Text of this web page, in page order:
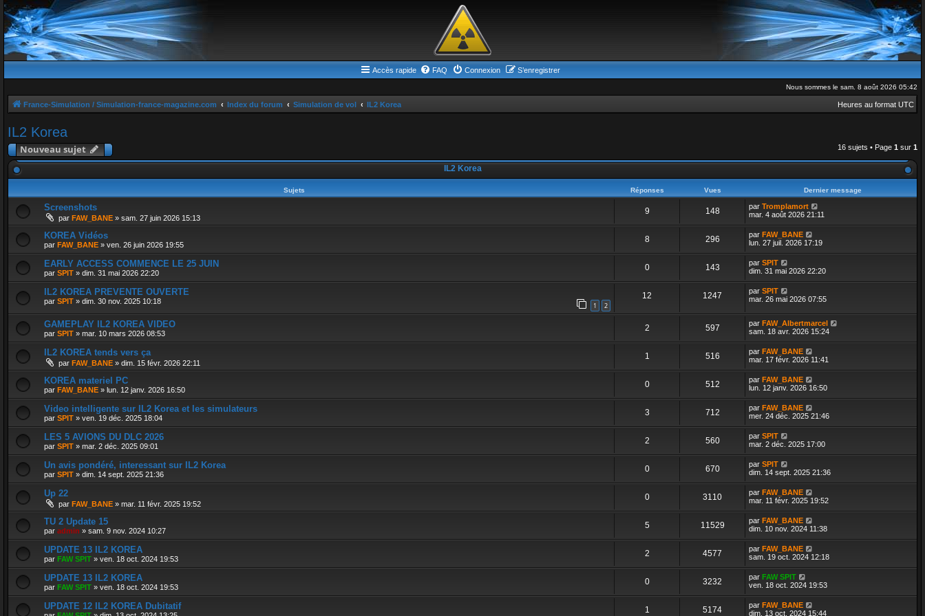
Accès rapide FAQ Connexion S’enregistrer
Nous sommes le sam. 8 août 2026 05:42
France-Simulation / Simulation-france-magazine.com Index du forum Simulation de vol IL2 Korea Heures au format UTC
IL2 Korea
Nouveau sujet 16 sujets • Page 1 sur 1
IL2 Korea
Sujets Réponses Vues Dernier message
Screenshots
par FAW_BANE » sam. 27 juin 2026 15:13
9 148 par Tromplamort
mar. 4 août 2026 21:11
KOREA Vidéos
par FAW_BANE » ven. 26 juin 2026 19:55
8 296 par FAW_BANE
lun. 27 juil. 2026 17:19
EARLY ACCESS COMMENCE LE 25 JUIN
par SPIT » dim. 31 mai 2026 22:20
0 143 par SPIT
dim. 31 mai 2026 22:20
IL2 KOREA PREVENTE OUVERTE
par SPIT » dim. 30 nov. 2025 10:18 1 2
12 1247 par SPIT
mar. 26 mai 2026 07:55
GAMEPLAY IL2 KOREA VIDEO
par SPIT » mar. 10 mars 2026 08:53
2 597 par FAW_Albertmarcel
sam. 18 avr. 2026 15:24
IL2 KOREA tends vers ça
par FAW_BANE » dim. 15 févr. 2026 22:11
1 516 par FAW_BANE
mar. 17 févr. 2026 11:41
KOREA materiel PC
par FAW_BANE » lun. 12 janv. 2026 16:50
0 512 par FAW_BANE
lun. 12 janv. 2026 16:50
Video intelligente sur IL2 Korea et les simulateurs
par SPIT » ven. 19 déc. 2025 18:04
3 712 par FAW_BANE
mer. 24 déc. 2025 21:46
LES 5 AVIONS DU DLC 2026
par SPIT » mar. 2 déc. 2025 09:01
2 560 par SPIT
mar. 2 déc. 2025 17:00
Un avis pondéré, interessant sur IL2 Korea
par SPIT » dim. 14 sept. 2025 21:36
0 670 par SPIT
dim. 14 sept. 2025 21:36
Up 22
par FAW_BANE » mar. 11 févr. 2025 19:52
0 3110 par FAW_BANE
mar. 11 févr. 2025 19:52
TU 2 Update 15
par admin » sam. 9 nov. 2024 10:27
5 11529 par FAW_BANE
dim. 10 nov. 2024 11:38
UPDATE 13 IL2 KOREA
par FAW SPIT » ven. 18 oct. 2024 19:53
2 4577 par FAW_BANE
sam. 19 oct. 2024 12:18
UPDATE 13 IL2 KOREA
par FAW SPIT » ven. 18 oct. 2024 19:53
0 3232 par FAW SPIT
ven. 18 oct. 2024 19:53
UPDATE 12 IL2 KOREA Dubitatif 1 5174 par FAW_BANE
dim. 13 oct. 2024 15:44